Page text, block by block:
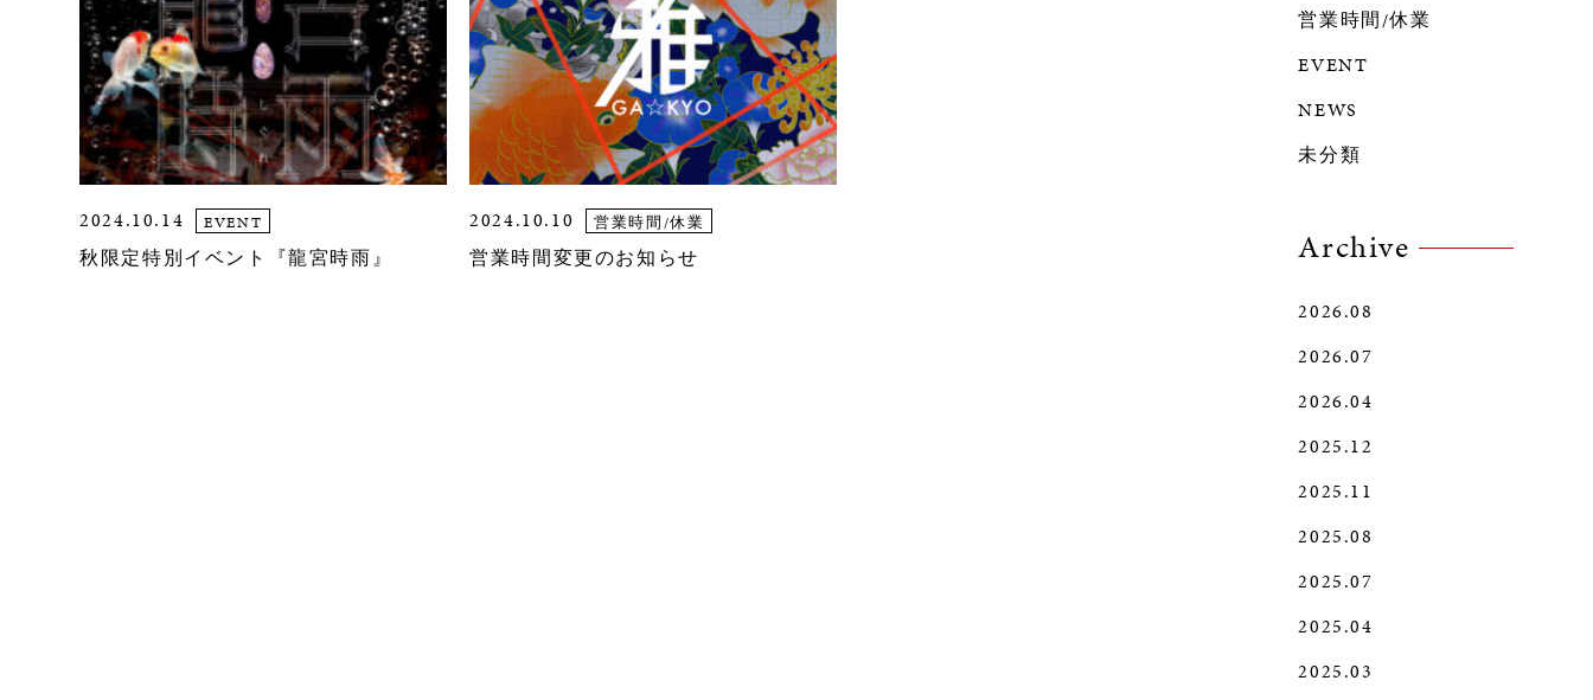
2024.10.14 EVENT
秋限定特別イベント『龍宮時雨』
2024.10.10 営業時間/休業
営業時間変更のお知らせ
営業時間/休業
EVENT
NEWS
未分類
Archive
2026.08
2026.07
2026.04
2025.12
2025.11
2025.08
2025.07
2025.04
2025.03